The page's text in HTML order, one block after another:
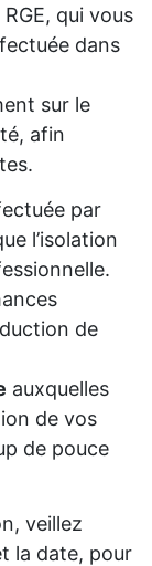
qui vous
dans
sur le
afin
par
l’isolation
de
auxquelles
de vos
de pouce
veillez
la date, pour